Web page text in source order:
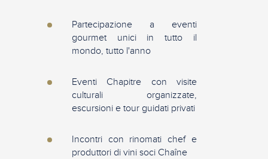
Partecipazione a eventi
gourmet unici in tutto il
mondo, tutto l'anno
Eventi Chapitre con visite
culturali organizzate,
escursioni e tour guidati privati
Incontri con rinomati chef e
produttori di vini soci Chaîne